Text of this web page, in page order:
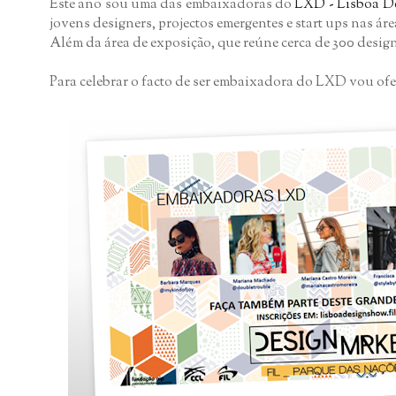
Este ano sou uma das embaixadoras doLXD - Lisboa
jovens designers, projectos emergentes e start ups nas
Além da área de exposição, que reúne cerca de 300
Para celebrar o facto de ser embaixadora do LXD vou